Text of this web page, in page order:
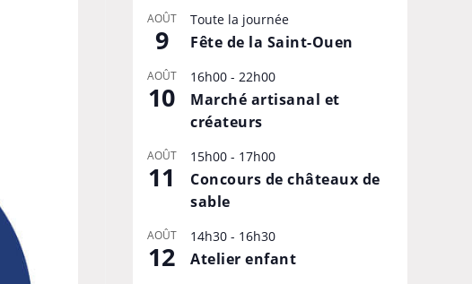
AOÛT
9
Toute la journée
Fête de la Saint-Ouen
AOÛT
10
16h00 - 22h00
Marché artisanal et
créateurs
AOÛT
11
15h00 - 17h00
Concours de châteaux de
sable
AOÛT
12
14h30 - 16h30
Atelier enfant